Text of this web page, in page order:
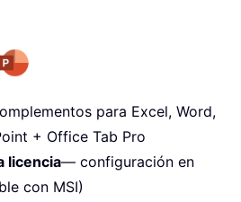
para Excel, Word,
+ Office Tab Pro
licencia— configuración en
con MSI)